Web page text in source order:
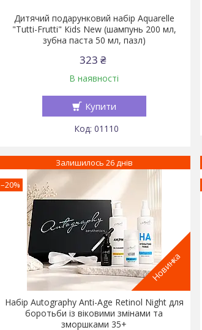
Дитячий подарунковий набір Aquarelle
"Tutti-Frutti" Кids New (шампунь 200 мл,
зубна паста 50 мл, пазл)
323 ₴
В наявності
Купити
01110
Новинка
–20%
Залишилось 26 днів
Набір Autography Anti-Age Retinol Night для
боротьби із віковими змінами та
зморшками 35+